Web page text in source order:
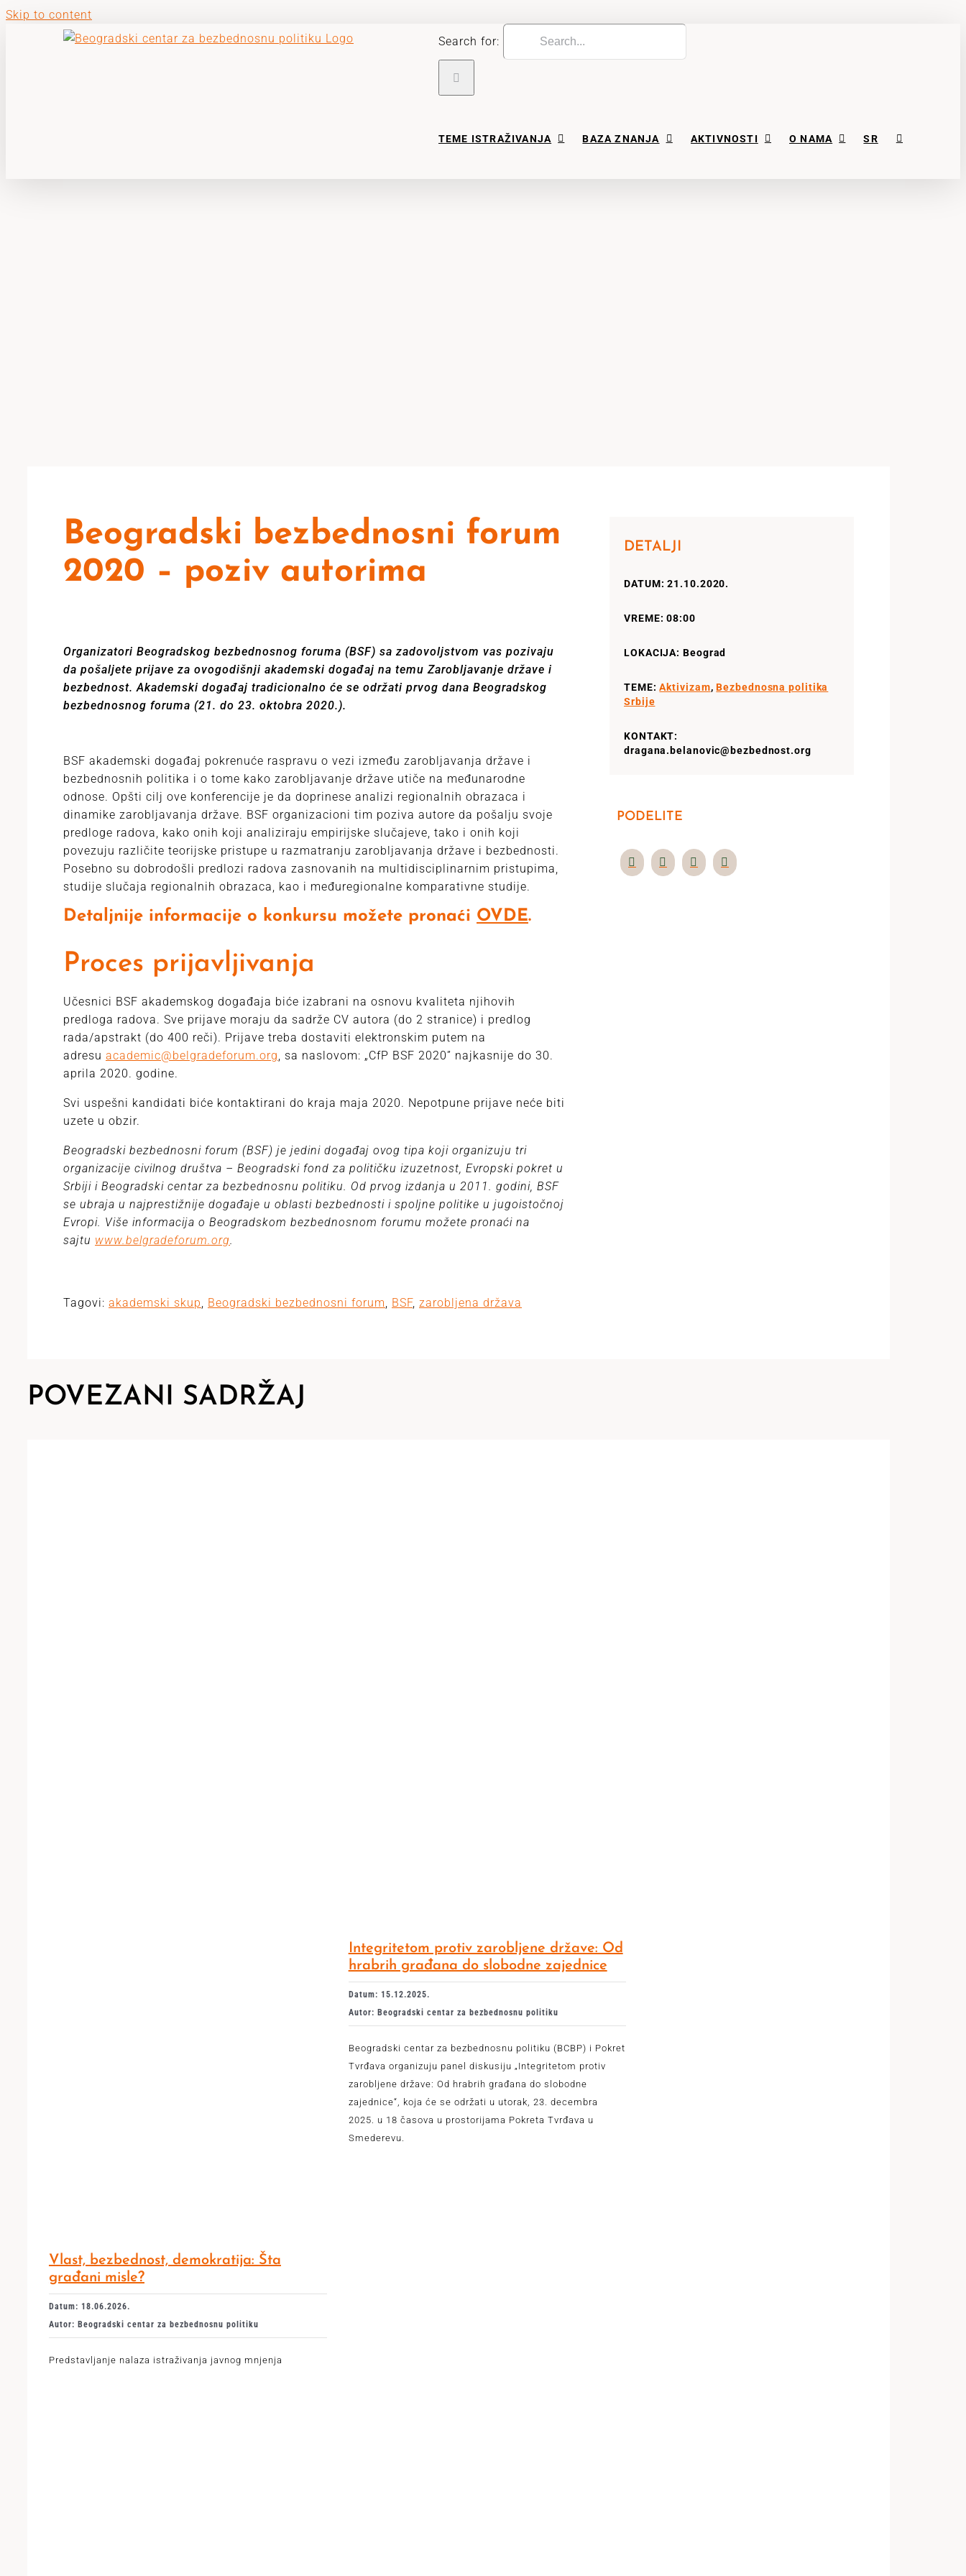
Skip to content
Search for:
TEME ISTRAŽIVANJA BAZA ZNANJA AKTIVNOSTI O NAMA SR
Beogradski bezbednosni forum
2020 – poziv autorima
Organizatori Beogradskog bezbednosnog foruma (BSF) sa zadovoljstvom vas pozivaju
da pošaljete prijave za ovogodišnji akademski događaj na temu Zarobljavanje države i
bezbednost. Akademski događaj tradicionalno će se održati prvog dana Beogradskog
bezbednosnog foruma (21. do 23. oktobra 2020.).
BSF akademski događaj pokrenuće raspravu o vezi između zarobljavanja države i
bezbednosnih politika i o tome kako zarobljavanje države utiče na međunarodne
odnose. Opšti cilj ove konferencije je da doprinese analizi regionalnih obrazaca i
dinamike zarobljavanja države. BSF organizacioni tim poziva autore da pošalju svoje
predloge radova, kako onih koji analiziraju empirijske slučajeve, tako i onih koji
povezuju različite teorijske pristupe u razmatranju zarobljavanja države i bezbednosti.
Posebno su dobrodošli predlozi radova zasnovanih na multidisciplinarnim pristupima,
studije slučaja regionalnih obrazaca, kao i međuregionalne komparativne studije.
Detaljnije informacije o konkursu možete pronaći OVDE.
Proces prijavljivanja
Učesnici BSF akademskog događaja biće izabrani na osnovu kvaliteta njihovih
predloga radova. Sve prijave moraju da sadrže CV autora (do 2 stranice) i predlog
rada/apstrakt (do 400 reči). Prijave treba dostaviti elektronskim putem na
adresu academic@belgradeforum.org, sa naslovom: „CfP BSF 2020” najkasnije do 30.
aprila 2020. godine.
Svi uspešni kandidati biće kontaktirani do kraja maja 2020. Nepotpune prijave neće biti
uzete u obzir.
Beogradski bezbednosni forum (BSF) je jedini događaj ovog tipa koji organizuju tri
organizacije civilnog društva – Beogradski fond za političku izuzetnost, Evropski pokret u
Srbiji i Beogradski centar za bezbednosnu politiku. Od prvog izdanja u 2011. godini, BSF
se ubraja u najprestižnije događaje u oblasti bezbednosti i spoljne politike u jugoistočnoj
Evropi. Više informacija o Beogradskom bezbednosnom forumu možete pronaći na
sajtu www.belgradeforum.org.
Tagovi: akademski skup, Beogradski bezbednosni forum, BSF, zarobljena država
DETALJI
DATUM: 21.10.2020.
VREME: 08:00
LOKACIJA: Beograd
TEME:Aktivizam,Bezbednosna politika
Srbije
KONTAKT:
dragana.belanovic@bezbednost.org
PODELITE
POVEZANI SADRŽAJ
Vlast, bezbednost, demokratija: Šta
građani misle?
Datum: 18.06.2026.
Autor: Beogradski centar za bezbednosnu politiku
Predstavljanje nalaza istraživanja javnog mnjenja
Integritetom protiv zarobljene države: Od
hrabrih građana do slobodne zajednice
Datum: 15.12.2025.
Autor: Beogradski centar za bezbednosnu politiku
Beogradski centar za bezbednosnu politiku (BCBP) i Pokret
Tvrđava organizuju panel diskusiju „Integritetom protiv
zarobljene države: Od hrabrih građana do slobodne
zajednice“, koja će se održati u utorak, 23. decembra
2025. u 18 časova u prostorijama Pokreta Tvrđava u
Smederevu.